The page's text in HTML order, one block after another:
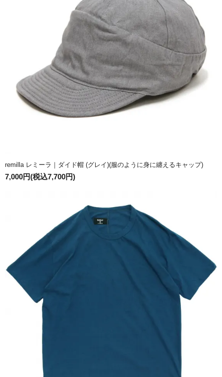
remilla レミーラ｜ダイド帽 (グレイ)(服のように身に纏えるキャップ)
7,000円(税込7,700円)